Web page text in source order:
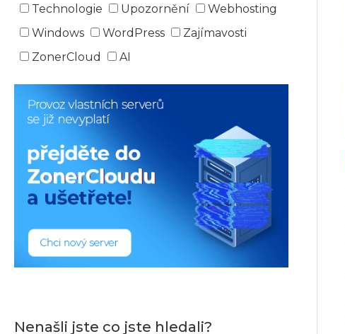
Technologie
Upozornění
Webhosting
Windows
WordPress
Zajímavosti
ZonerCloud
AI
Nenašli jste co jste hledali?